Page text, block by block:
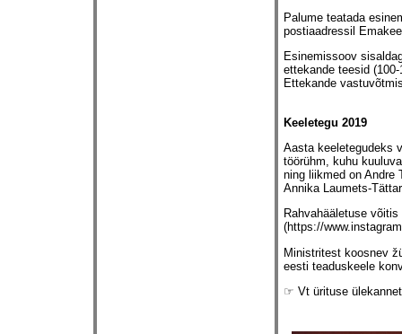
Palume teatada
postiaadressil
Esinemissoov
ettekande teesid
Ettekande
Keeletegu 2019
Aasta keeletegudeks
töörühm, kuhu
ning liikmed on
Annika Laumets-
Rahvahääletuse
(https://
Ministritest koosnev
eesti teaduskeele
☞ Vt ürituse